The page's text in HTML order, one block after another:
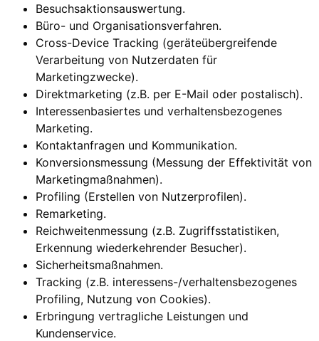
Besuchsaktionsauswertung.
Büro- und Organisationsverfahren.
Cross-Device Tracking (geräteübergreifende
Verarbeitung von Nutzerdaten für
Marketingzwecke).
Direktmarketing (z.B. per E-Mail oder postalisch).
Interessenbasiertes und verhaltensbezogenes
Marketing.
Kontaktanfragen und Kommunikation.
Konversionsmessung (Messung der Effektivität von
Marketingmaßnahmen).
Profiling (Erstellen von Nutzerprofilen).
Remarketing.
Reichweitenmessung (z.B. Zugriffsstatistiken,
Erkennung wiederkehrender Besucher).
Sicherheitsmaßnahmen.
Tracking (z.B. interessens-/verhaltensbezogenes
Profiling, Nutzung von Cookies).
Erbringung vertragliche Leistungen und
Kundenservice.